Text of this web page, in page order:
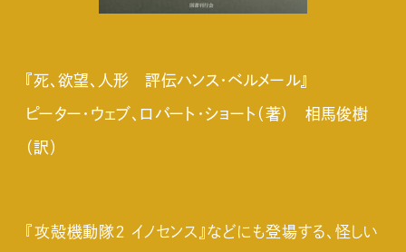
『死、欲望、人形 評伝ハンス・ベルメール』
ピーター・ウェブ、ロバート・ショート（著） 相馬俊樹
（訳）
『攻殻機動隊２ イノセンス』などにも登場する、怪しい